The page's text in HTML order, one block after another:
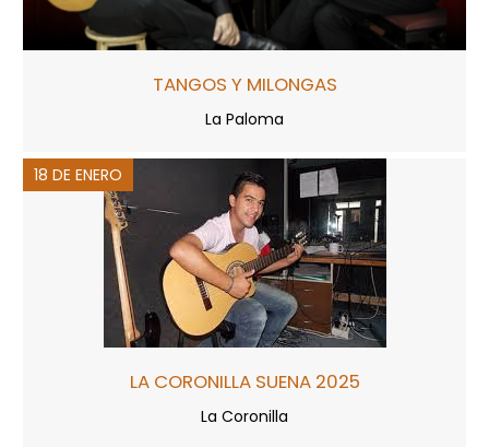
TANGOS Y MILONGAS
La Paloma
18 DE ENERO
LA CORONILLA SUENA 2025
La Coronilla